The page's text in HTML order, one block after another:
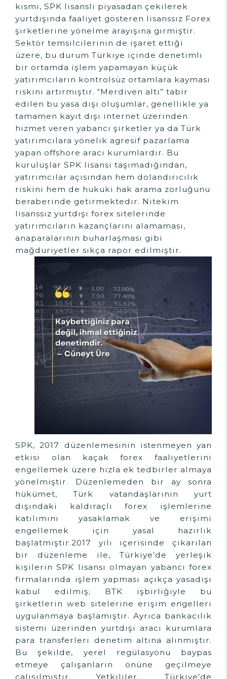
kısmı, SPK lisanslı piyasadan çekilerek
yurtdışında faaliyet gösteren lisanssız Forex
şirketlerine yönelme arayışına girmiştir.
Sektör temsilcilerinin de işaret ettiği
üzere, bu durum Türkiye içinde denetimli
bir ortamda işlem yapamayan küçük
yatırımcıların kontrolsüz ortamlara kayması
riskini artırmıştır. “Merdiven altı” tabir
edilen bu yasa dışı oluşumlar, genellikle ya
tamamen kayıt dışı internet üzerinden
hizmet veren yabancı şirketler ya da Türk
yatırımcılara yönelik agresif pazarlama
yapan offshore aracı kurumlardır. Bu
kuruluşlar SPK lisansı taşımadığından,
yatırımcılar açısından hem dolandırıcılık
riskini hem de hukuki hak arama zorluğunu
beraberinde getirmektedir. Nitekim
lisanssız yurtdışı forex sitelerinde
yatırımcıların kazançlarını alamaması,
anaparalarının buharlaşması gibi
mağduriyetler sıkça rapor edilmiştir.
SPK, 2017 düzenlemesinin istenmeyen yan
etkisi olan kaçak forex faaliyetlerini
engellemek üzere hızla ek tedbirler almaya
yönelmiştir. Düzenlemeden bir ay sonra
hükümet, Türk vatandaşlarının yurt
dışındaki kaldıraçlı forex işlemlerine
katılımını yasaklamak ve erişimi
engellemek için yasal hazırlık
başlatmıştır.2017 yılı içerisinde çıkarılan
bir düzenleme ile, Türkiye’de yerleşik
kişilerin SPK lisansı olmayan yabancı forex
firmalarında işlem yapması açıkça yasadışı
kabul edilmiş; BTK işbirliğiyle bu
şirketlerin web sitelerine erişim engelleri
uygulanmaya başlamıştır. Ayrıca bankacılık
sistemi üzerinden yurtdışı aracı kurumlara
para transferleri denetim altına alınmıştır.
Bu şekilde, yerel regülasyonu baypas
etmeye çalışanların önüne geçilmeye
çalışılmıştır. Yetkililer, Türkiye’de